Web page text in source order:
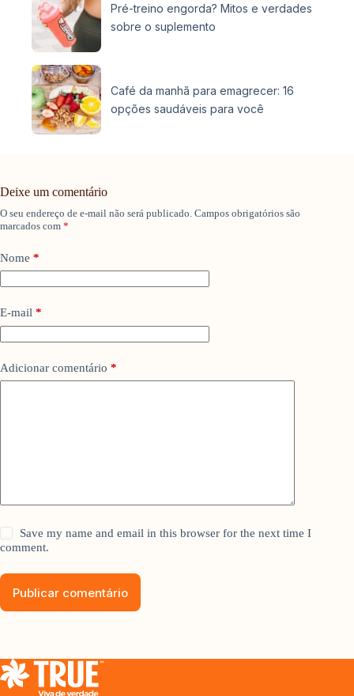
Pré-treino engorda? Mitos e verdades
sobre o suplemento
Café da manhã para emagrecer: 16
opções saudáveis para você
Deixe um comentário
O seu endereço de e-mail não será publicado. Campos obrigatórios são
marcados com *
Nome *
E-mail *
Adicionar comentário *
Save my name and email in this browser for the next time I
comment.
Publicar comentário